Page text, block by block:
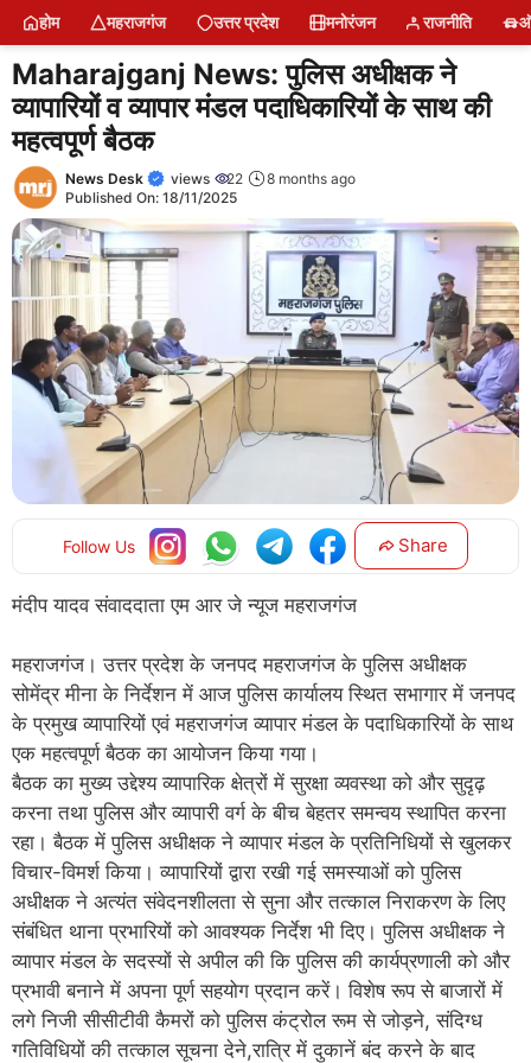
Skip
content
होम महराजगंज उत्तर प्रदेश मनोरंजन राजनीति
Maharajganj News: पुलिस अधीक्षक ने
व्यापारियों व व्यापार मंडल पदाधिकारियों के साथ की
महत्वपूर्ण बैठक
News Desk views 22
8 months ago
Published On: 18/11/2025
Follow Us Share
मंदीप यादव संवाददाता एम आर जे न्यूज महराजगंज
महराजगंज। उत्तर प्रदेश के जनपद महराजगंज के पुलिस अधीक्षक
सोमेंद्र मीना के निर्देशन में आज पुलिस कार्यालय स्थित सभागार में जनपद
के प्रमुख व्यापारियों एवं महराजगंज व्यापार मंडल के पदाधिकारियों के साथ
एक महत्वपूर्ण बैठक का आयोजन किया गया।
बैठक का मुख्य उद्देश्य व्यापारिक क्षेत्रों में सुरक्षा व्यवस्था को और सुदृढ़
करना तथा पुलिस और व्यापारी वर्ग के बीच बेहतर समन्वय स्थापित करना
रहा। बैठक में पुलिस अधीक्षक ने व्यापार मंडल के प्रतिनिधियों से खुलकर
विचार-विमर्श किया। व्यापारियों द्वारा रखी गई समस्याओं को पुलिस
अधीक्षक ने अत्यंत संवेदनशीलता से सुना और तत्काल निराकरण के लिए
संबंधित थाना प्रभारियों को आवश्यक निर्देश भी दिए। पुलिस अधीक्षक ने
व्यापार मंडल के सदस्यों से अपील की कि पुलिस की कार्यप्रणाली को और
प्रभावी बनाने में अपना पूर्ण सहयोग प्रदान करें। विशेष रूप से बाजारों में
लगे निजी सीसीटीवी कैमरों को पुलिस कंट्रोल रूम से जोड़ने, संदिग्ध
गतिविधियों की तत्काल सूचना देने,रात्रि में दुकानें बंद करने के बाद